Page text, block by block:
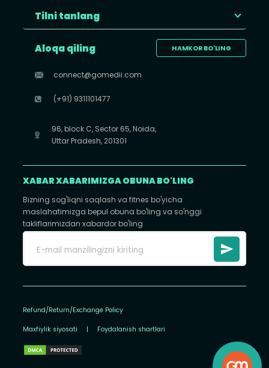
Tilni tanlang
HAMKOR BO'LING
Aloqa qiling
connect@gomedii.com
(+91) 9311101477
96, block C, Sector 65, Noida,
Uttar Pradesh, 201301
XABAR XABARIMIZGA OBUNA BO'LING
Bizning sog'liqni saqlash va fitnes bo'yicha
maslahatimizga bepul obuna bo'ling va so'nggi
takliflarimizdan xabardor bo'ling
Refund/Return/Exchange Policy
Maxfiylik siyosati | Foydalanish shartlari